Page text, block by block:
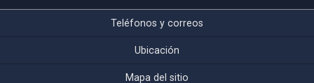
Teléfonos y correos
Ubicación
Mapa del sitio